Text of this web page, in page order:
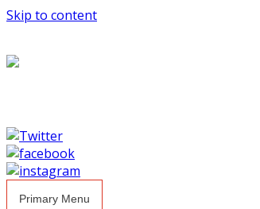
Skip to content
Primary Menu